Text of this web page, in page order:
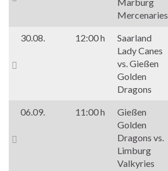
Mercenaries
30.08. 12:00 h
Saarland
Lady Canes
vs. Gießen
Golden
Dragons
06.09. 11:00 h
Gießen
Golden
Dragons vs.
Limburg
Valkyries